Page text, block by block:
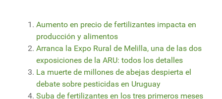
Aumento en precio de fertilizantes impacta en
producción y alimentos
Arranca la Expo Rural de Melilla, una de las dos
exposiciones de la ARU: todos los detalles
La muerte de millones de abejas despierta el
debate sobre pesticidas en Uruguay
Suba de fertilizantes en los tres primeros meses